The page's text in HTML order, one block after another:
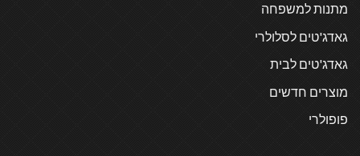
מתנות למשפחה
גאדג'טים לסלולרי
גאדג'טים לבית
מוצרים חדשים
פופולרי